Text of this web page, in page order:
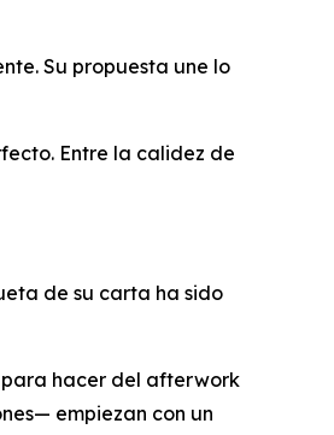
Su propuesta une lo
Entre la calidez de
de su carta ha sido
para hacer del afterwork
empiezan con un